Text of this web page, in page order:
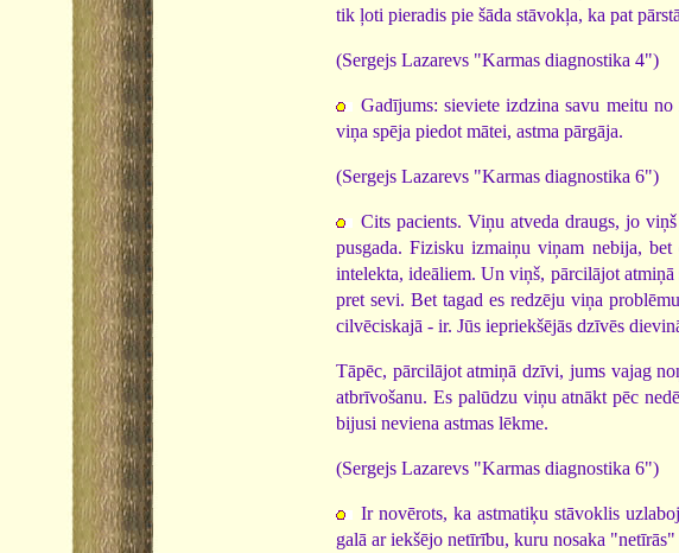
tik ļoti pieradis pie šāda stāvokļa, ka pat
(Sergejs Lazarevs "Karmas diagnostika 4")
Gadījums: sieviete izdzina savu meitu
viņa spēja piedot mātei, astma pārgāja.
(Sergejs Lazarevs "Karmas diagnostika 6")
Cits pacients. Viņu atveda draugs, jo
pusgada. Fizisku izmaiņu viņam nebija,
intelekta, ideāliem. Un viņš, pārcilājot
pret sevi. Bet tagad es redzēju viņa
cilvēciskajā - ir. Jūs iepriekšējās dzīvēs
Tāpēc, pārcilājot atmiņā dzīvi, jums vajag
atbrīvošanu. Es palūdzu viņu atnākt pēc
bijusi neviena astmas lēkme.
(Sergejs Lazarevs "Karmas diagnostika 6")
Ir novērots, ka astmatiķu stāvoklis
galā ar iekšējo netīrību, kuru nosaka "netīrās"